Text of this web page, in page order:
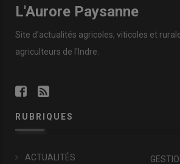
L'Aurore Paysanne
Site d'actualités agricoles, viticoles et
agriculteurs de l'Indre.
RUBRIQUES
ACTUALITÉS